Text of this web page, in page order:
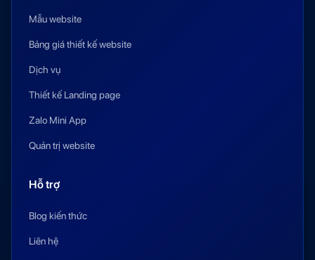
Mẫu website
Bảng giá thiết kế website
Dịch vụ
Thiết kế Landing page
Zalo Mini App
Quản trị website
Hỗ trợ
Blog kiến thức
Liên hệ